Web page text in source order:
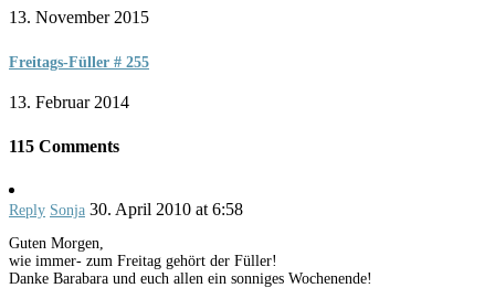
13. November 2015
Freitags-Füller # 255
13. Februar 2014
115 Comments
Reply Sonja 30. April 2010 at 6:58
Guten Morgen,
wie immer- zum Freitag gehört der Füller!
Danke Barabara und euch allen ein sonniges Wochenende!